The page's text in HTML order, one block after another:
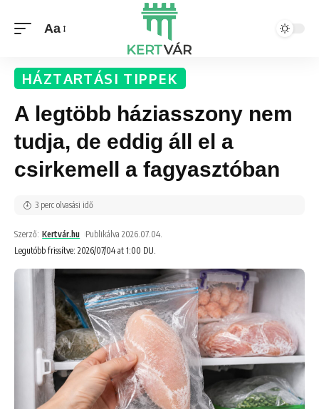
Aa
HÁZTARTÁSI TIPPEK
A legtöbb háziasszony nem
tudja, de eddig áll el a
csirkemell a fagyasztóban
Legutóbb frissítve: 2026/07/04 at 1:00 DU.
Szerző: Kertvár.hu Publikálva 2026.07.04.
3 perc olvasási idő